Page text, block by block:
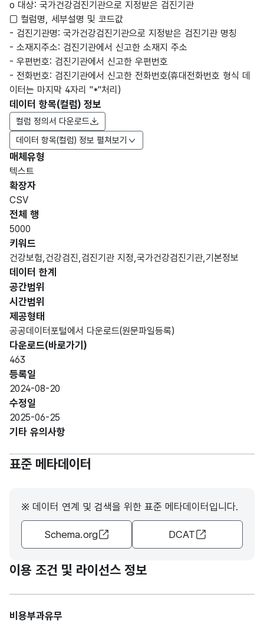
o 대상: 국가건강검진기관으로 지정받은 검진기관
□ 컬럼명, 세부설명 및 코드값
- 검진기관명: 국가건강검진기관으로 지정받은 검진기관 명칭
- 소재지주소: 검진기관에서 신고한 소재지 주소
- 우편번호: 검진기관에서 신고한 우편번호
- 전화번호: 검진기관에서 신고한 전화번호(휴대전화번호 형식 데
이터는 마지막 4자리 "*"처리)
데이터 항목(컬럼) 정보
데이터 항목(컬럼) 정보 펼쳐보기
컬럼 정의서 다운로드
데이터 항목 표로 항목명, 항목명(영문명), 항목 설명, 도메인
항목
명
검진
기관
명
검진
문자
형
소재
지주
소
가변
우편
R)
전화
번호
전화
번호
가변
문자
CHA
매체유형
텍스트
확장자
CSV
전체 행
5000
키워드
건강보험,건강검진,검진기관 지정,국가건강검진기관,기본정보
데이터 한계
공간범위
시간범위
제공형태
공공데이터포털에서 다운로드(원문파일등록)
다운로드(바로가기)
463
등록일
2024-08-20
수정일
2025-06-25
기타 유의사항
표준 메타데이터
※ 데이터 연계 및 검색을 위한 표준 메타데이터입니다.
Schema.org DCAT
이용 조건 및 라이선스 정보
비용부과유무